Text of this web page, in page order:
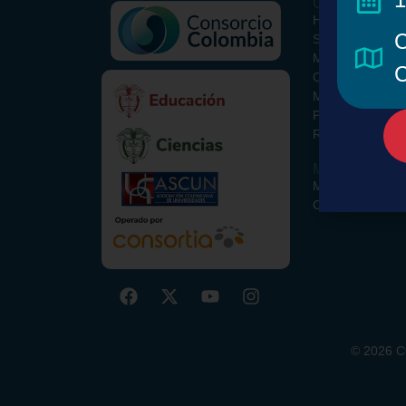
Conoce el
Historia
Somos
Misión y Visión
ORCID
Metodología
Paquete Básico
Recursos
Miembros y
Comisiones
© 2026